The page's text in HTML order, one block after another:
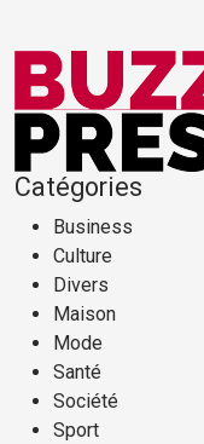
Catégories
Business
Culture
Divers
Maison
Mode
Santé
Société
Sport